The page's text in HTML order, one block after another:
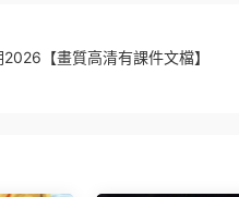
【畫質高清有課件文檔】